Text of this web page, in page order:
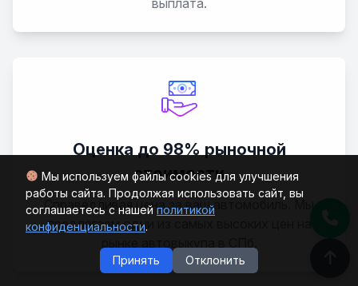
Мы используем файлы cookies для улучшения
работы сайта. Продолжая использовать сайт, вы
соглашаетесь с нашей политикой
конфиденциальности.
Принять Отклонить
Оценка до 98% рыночной
стоимости
Справедливая цена за ваш автомобиль. Мы
предлагаем одни из самых высоких цен на